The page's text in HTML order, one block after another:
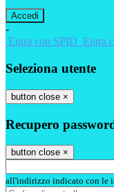
-
Entra con SPID Entra
Seleziona utente
button close ×
Recupero
button close ×
all'indirizzo indicato con le